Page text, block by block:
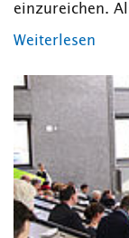
einzureichen.
Weiterlesen